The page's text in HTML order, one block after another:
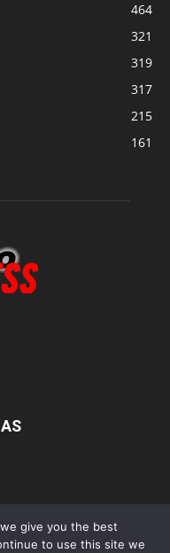
464
321
319
317
215
161
Servis Tuning Sport
give you the best
to use this site we